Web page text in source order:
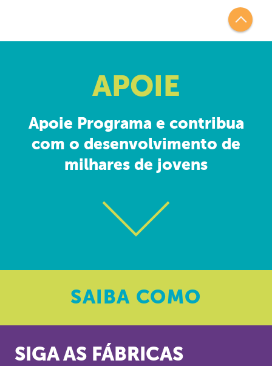
APOIE
Apoie Programa e contribua
com o desenvolvimento de
milhares de jovens
SAIBA COMO
SIGA AS FÁBRICAS